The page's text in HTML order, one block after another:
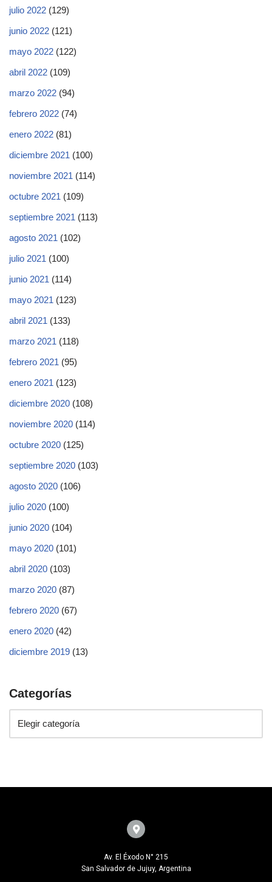
julio 2022 (129)
junio 2022 (121)
mayo 2022 (122)
abril 2022 (109)
marzo 2022 (94)
febrero 2022 (74)
enero 2022 (81)
diciembre 2021 (100)
noviembre 2021 (114)
octubre 2021 (109)
septiembre 2021 (113)
agosto 2021 (102)
julio 2021 (100)
junio 2021 (114)
mayo 2021 (123)
abril 2021 (133)
marzo 2021 (118)
febrero 2021 (95)
enero 2021 (123)
diciembre 2020 (108)
noviembre 2020 (114)
octubre 2020 (125)
septiembre 2020 (103)
agosto 2020 (106)
julio 2020 (100)
junio 2020 (104)
mayo 2020 (101)
abril 2020 (103)
marzo 2020 (87)
febrero 2020 (67)
enero 2020 (42)
diciembre 2019 (13)
Categorías
Av. El Éxodo N° 215
San Salvador de Jujuy, Argentina